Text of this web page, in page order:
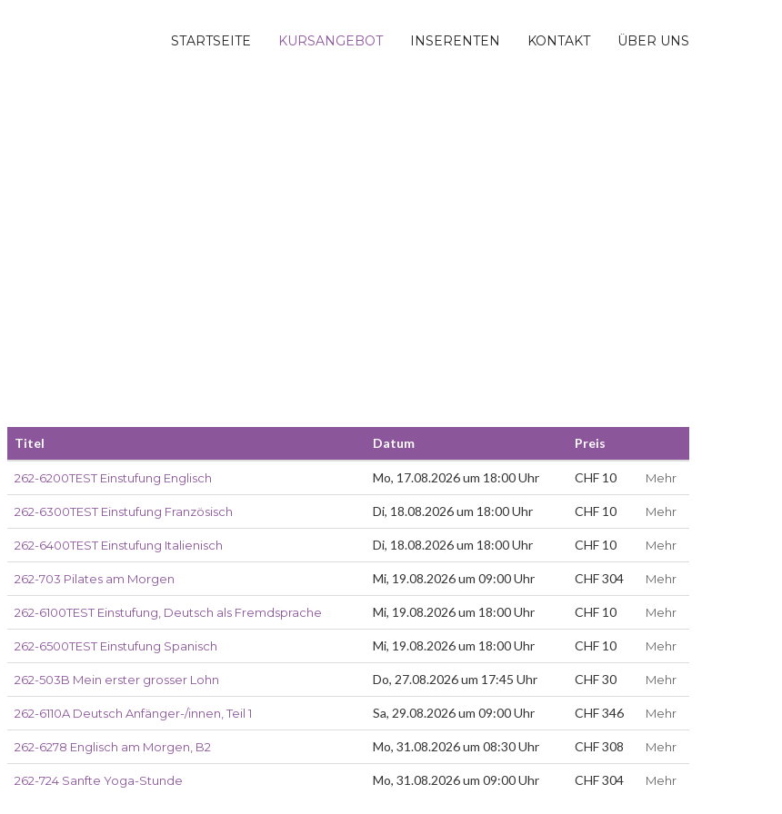
STARTSEITE KURSANGEBOT INSERENTEN KONTAKT ÜBER UNS
Titel Datum Preis
262-6200TEST Einstufung Englisch Mo, 17.08.2026 um 18:00 Uhr CHF 10 Mehr
262-6300TEST Einstufung Französisch Di, 18.08.2026 um 18:00 Uhr CHF 10 Mehr
262-6400TEST Einstufung Italienisch Di, 18.08.2026 um 18:00 Uhr CHF 10 Mehr
262-703 Pilates am Morgen Mi, 19.08.2026 um 09:00 Uhr CHF 304 Mehr
262-6100TEST Einstufung, Deutsch als Fremdsprache Mi, 19.08.2026 um 18:00 Uhr CHF 10 Mehr
262-6500TEST Einstufung Spanisch Mi, 19.08.2026 um 18:00 Uhr CHF 10 Mehr
262-503B Mein erster grosser Lohn Do, 27.08.2026 um 17:45 Uhr CHF 30 Mehr
262-6110A Deutsch Anfänger-/innen, Teil 1 Sa, 29.08.2026 um 09:00 Uhr CHF 346 Mehr
262-6278 Englisch am Morgen, B2 Mo, 31.08.2026 um 08:30 Uhr CHF 308 Mehr
262-724 Sanfte Yoga-Stunde Mo, 31.08.2026 um 09:00 Uhr CHF 304 Mehr